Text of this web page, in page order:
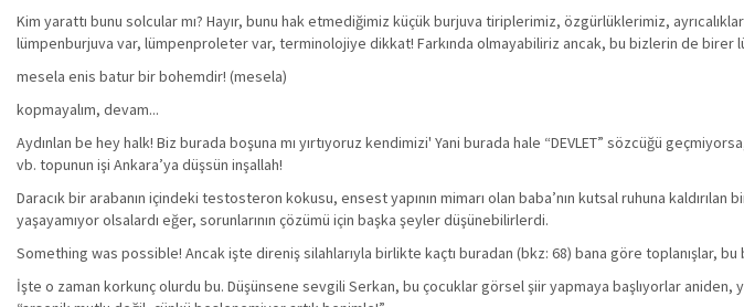
Kim yarattı bunu solcular mı? Hayır, bunu hak etmediğimiz küçük burjuva tiriplerimiz, özgürlüklerimiz,
lümpenburjuva var, lümpenproleter var, terminolojiye dikkat! Farkında olmayabiliriz ancak, bu bizlerin de birer
mesela enis batur bir bohemdir! (mesela)
kopmayalım, devam...
Aydınlan be hey halk! Biz burada boşuna mı yırtıyoruz kendimizi' Yani burada hale “DEVLET” sözcüğü
vb. topunun işi Ankara’ya düşsün inşallah!
Daracık bir arabanın içindeki testosteron kokusu, ensest yapının mimarı olan baba’nın kutsal ruhuna
yaşayamıyor olsalardı eğer, sorunlarının çözümü için başka şeyler düşünebilirlerdi.
Something was possible! Ancak işte direniş silahlarıyla birlikte kaçtı buradan (bkz: 68) bana göre toplanışlar,
İşte o zaman korkunç olurdu bu. Düşünsene sevgili Serkan, bu çocuklar görsel şiir yapmaya başlıyorlar aniden,